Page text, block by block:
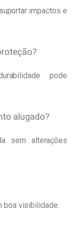
impactos e
pode
alugado?
sem alterações
boa visibilidade.